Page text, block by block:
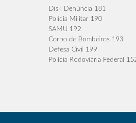
Disk Denúncia 181
Polícia Militar 190
SAMU 192
Corpo de Bombeiros 193
Defesa Civil 199
Polícia Rodoviária Federal